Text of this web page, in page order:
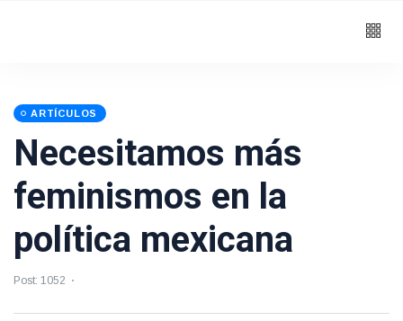
ARTÍCULOS
Necesitamos más
feminismos en la
política mexicana
Post: 1052